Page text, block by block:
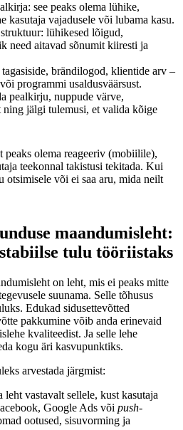
see peaks olema lühike,
kasutaja vajadusele või lubama kasu.
lühikesed lõigud,
need aitavad sõnumit kiiresti ja
brändilogod, klientide arv –
programmi usaldusväärsust.
pealkirju, nuppude värve,
ning jälgi tulemusi, et valida kõige
peaks olema reageeriv (mobiilile),
teekonnal takistusi tekitada. Kui
otsimisele või ei saa aru, mida neilt
maandumisleht:
tulu tööriistaks
on leht, mis ei peaks mitte
suunama. Selle tõhusus
Edukad sidusettevõtted
pakkumine võib anda erinevaid
kvaliteedist. Ja selle lehe
kogu äri kasvupunktiks.
arvestada järgmist:
vastavalt sellele, kust kasutaja
Google Ads või push-
ootused, sisuvorming ja